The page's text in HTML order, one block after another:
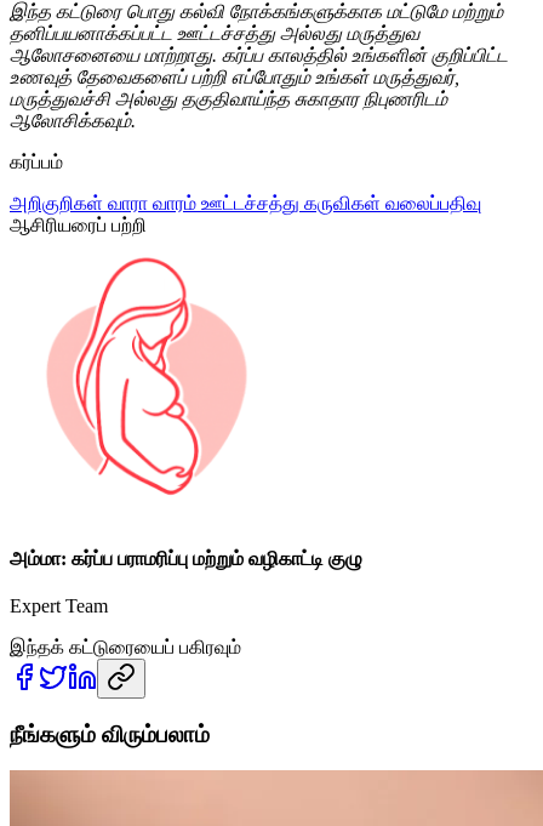
இந்த கட்டுரை பொது கல்வி நோக்கங்களுக்காக மட்டுமே மற்றும்
தனிப்பயனாக்கப்பட்ட ஊட்டச்சத்து அல்லது மருத்துவ
ஆலோசனையை மாற்றாது. கர்ப்ப காலத்தில் உங்களின் குறிப்பிட்ட
உணவுத் தேவைகளைப் பற்றி எப்போதும் உங்கள் மருத்துவர்,
மருத்துவச்சி அல்லது தகுதிவாய்ந்த சுகாதார நிபுணரிடம்
ஆலோசிக்கவும்.
கர்ப்பம்
அறிகுறிகள் வாரா வாரம் ஊட்டச்சத்து கருவிகள் வலைப்பதிவு
ஆசிரியரைப் பற்றி
அம்மா: கர்ப்ப பராமரிப்பு மற்றும் வழிகாட்டி குழு
Expert Team
இந்தக் கட்டுரையைப் பகிரவும்
நீங்களும் விரும்பலாம்